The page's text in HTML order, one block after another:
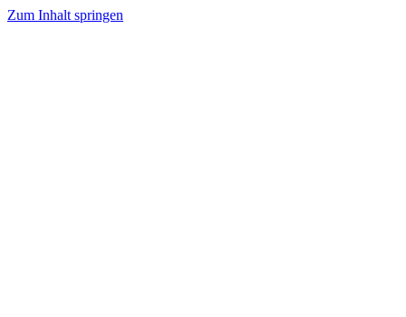
Zum Inhalt springen